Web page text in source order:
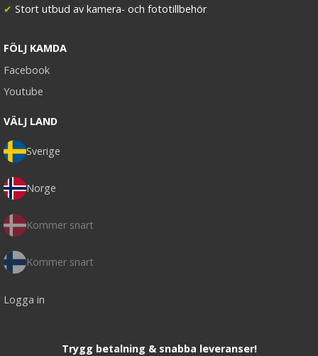
✔ Stort utbud av kamera- och fototillbehör
FÖLJ KAMDA
Facebook
Youtube
VÄLJ LAND
Sverige
Norge
Kommer snart
Kommer snart
Logga in
Trygg betalning & snabba leveranser!